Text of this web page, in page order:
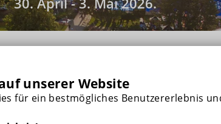
unserer Website
für ein bestmögliches Benutzererlebnis